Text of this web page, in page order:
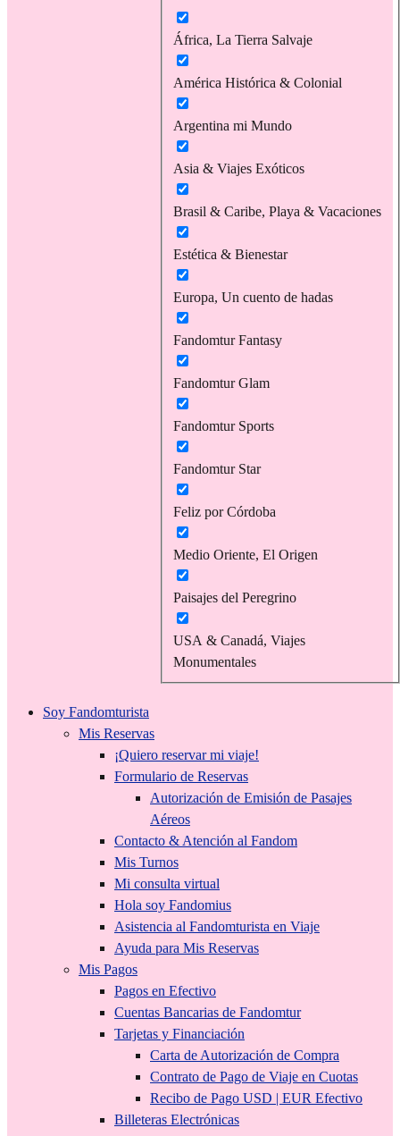
África, La Tierra Salvaje
América Histórica & Colonial
Argentina mi Mundo
Asia & Viajes Exóticos
Brasil & Caribe, Playa & Vacaciones
Estética & Bienestar
Europa, Un cuento de hadas
Fandomtur Fantasy
Fandomtur Glam
Fandomtur Sports
Fandomtur Star
Feliz por Córdoba
Medio Oriente, El Origen
Paisajes del Peregrino
USA & Canadá, Viajes
Monumentales
Soy Fandomturista
Mis Reservas
¡Quiero reservar mi viaje!
Formulario de Reservas
Autorización de Emisión de Pasajes
Aéreos
Contacto & Atención al Fandom
Mis Turnos
Mi consulta virtual
Hola soy Fandomius
Asistencia al Fandomturista en Viaje
Ayuda para Mis Reservas
Mis Pagos
Pagos en Efectivo
Cuentas Bancarias de Fandomtur
Tarjetas y Financiación
Carta de Autorización de Compra
Contrato de Pago de Viaje en Cuotas
Recibo de Pago USD | EUR Efectivo
Billeteras Electrónicas